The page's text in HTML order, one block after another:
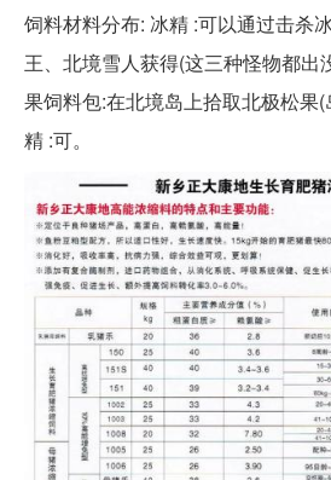
饲料材料分布: 冰精 :可以通过击杀
王、北境雪人获得(这三种怪物都出
果饲料包:在北境岛上拾取北极松果
精 :可。